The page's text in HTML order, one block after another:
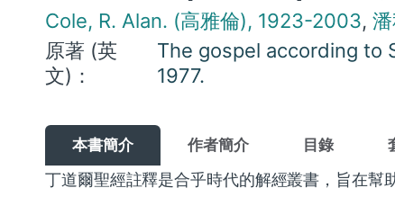
Cole, R. Alan. (高雅倫), 1923-2003,
原著 (英
文)：
The gospel according to
1977.
本書簡介 作者簡介 目錄
丁道爾聖經註釋是合乎時代的解經叢書，旨在